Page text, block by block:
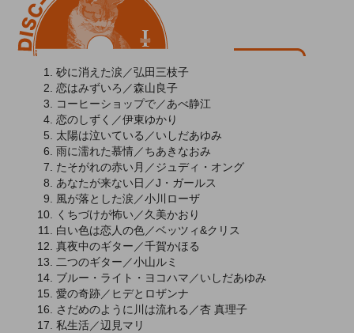
砂に消えた涙／弘田三枝子
恋はみずいろ／森山良子
コーヒーショップで／あべ静江
恋のしずく／伊東ゆかり
太陽は泣いている／いしだあゆみ
雨に濡れた慕情／ちあきなおみ
たそがれの赤い月／ジュディ・オング
あなたが来ない日／J・ガールス
風が落とした涙／小川ローザ
くちづけが怖い／久美かおり
白い色は恋人の色／ベッツィ&クリス
真夜中のギター／千賀かほる
二つのギター／小山ルミ
ブルー・ライト・ヨコハマ／いしだあゆみ
愛の奇跡／ヒデとロザンナ
さだめのように川は流れる／杏 真理子
私生活／辺見マリ